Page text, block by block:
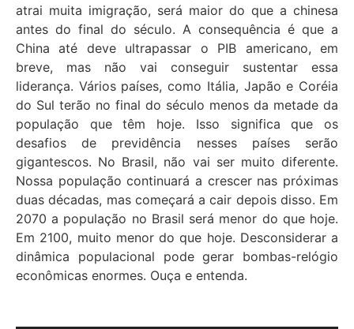
atrai muita imigração, será maior do que a chinesa
antes do final do século. A consequência é que a
China até deve ultrapassar o PIB americano, em
breve, mas não vai conseguir sustentar essa
liderança. Vários países, como Itália, Japão e Coréia
do Sul terão no final do século menos da metade da
população que têm hoje. Isso significa que os
desafios de previdência nesses países serão
gigantescos. No Brasil, não vai ser muito diferente.
Nossa população continuará a crescer nas próximas
duas décadas, mas começará a cair depois disso. Em
2070 a população no Brasil será menor do que hoje.
Em 2100, muito menor do que hoje. Desconsiderar a
dinâmica populacional pode gerar bombas-relógio
econômicas enormes. Ouça e entenda.